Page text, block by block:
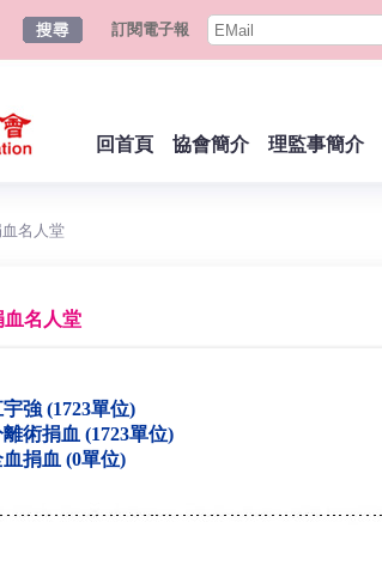
訂閱電子報
回首頁 協會簡介 理監事簡介
名人堂
血名人堂
強 (1723單位)
術捐血 (1723單位)
捐血 (0單位)